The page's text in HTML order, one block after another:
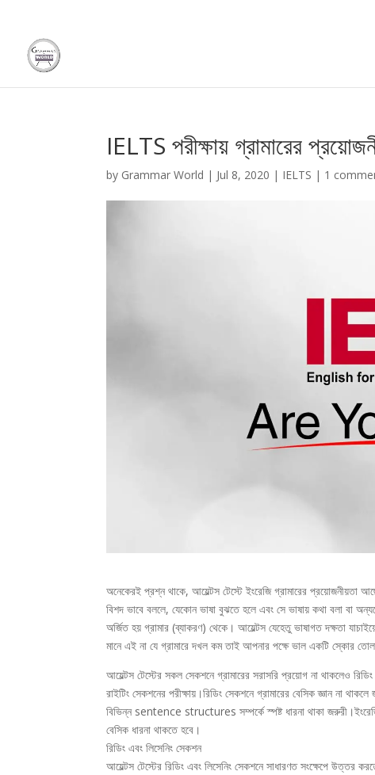
IELTS পরীক্ষায় গ্রামারের
by Grammar World | Jul 8, 2020 | IELTS | 1
অনেকেরই প্রশ্ন থাকে, আয়েল্টস টেস্টে ইংরেজি গ্রামারের প্রয়োজনীয়তা
বিশদ ভাবে বললে, যেকোন ভাষা বুঝতে হলে এবং সে ভাষায় কথা বলা বা
অর্জিত হয় গ্রামার (ব্যাকরণ) থেকে। আয়েল্টস যেহেতু ভাষাগত দক্ষতা
মানে এই না যে গ্রামারে দখল কম তাই আপনার পক্ষে ভাল একটি স্কোর
আয়েল্টস টেস্টের সকল সেকশনে গ্রামারের সরাসরি প্রয়োগ না থাকলেও
রাইটিং সেকশনের পরীক্ষায়।রিডিং সেকশনে গ্রামারের বেসিক জ্ঞান
বিভিন্ন sentence structures সম্পর্কে স্পষ্ট ধারনা থাকা
বেসিক ধারনা থাকতে হবে।
রিডিং এবং লিসেনিং সেকশন
আয়েল্টস টেস্টের রিডিং এবং লিসেনিং সেকশনে সাধারণত সংক্ষেপে